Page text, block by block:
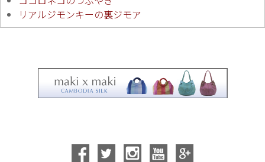
リアルジモンキーの裏ジモア